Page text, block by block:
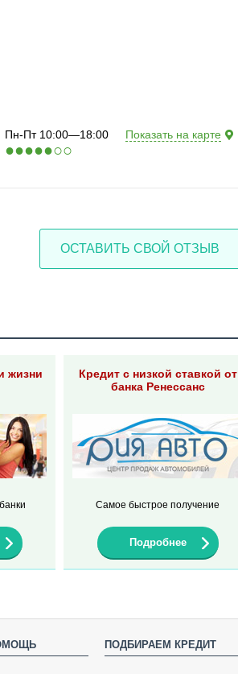
Пн-Пт 10:00—18:00
●●●●●○○
Показать на карте
ОСТАВИТЬ СВОЙ ОТЗЫВ
жизни
Кредит с низкой ставкой от
банка Ренессанс
Самое быстрое получение
Подробнее
ПОДБИРАЕМ КРЕДИТ